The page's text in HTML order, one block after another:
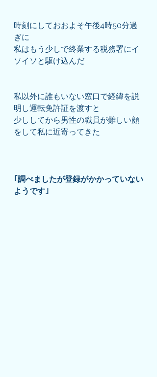
時刻にしておおよそ午後4時50分過
ぎに
私はもう少しで終業する税務署にイ
ソイソと駆け込んだ
私以外に誰もいない窓口で経緯を説
明し運転免許証を渡すと
少ししてから男性の職員が難しい顔
をして私に近寄ってきた
｢調べましたが登録がかかっていない
ようです｣